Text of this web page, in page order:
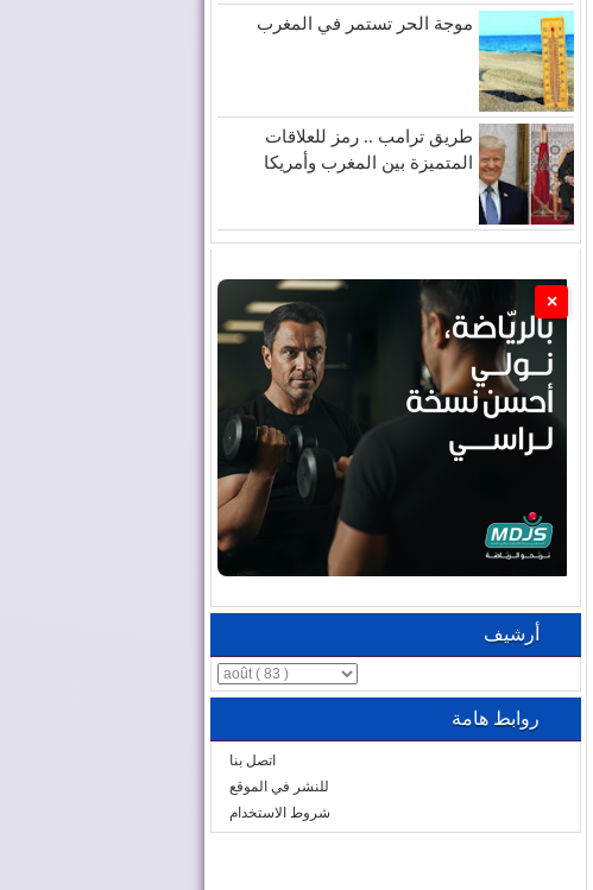
موجة الحر تستمر في المغرب
طريق ترامب .. رمز للعلاقات
المتميزة بين المغرب وأمريكا
×
أرشيف
روابط هامة
اتصل بنا
للنشر في الموقع
شروط الاستخدام